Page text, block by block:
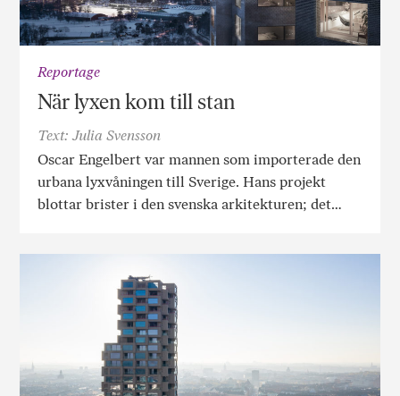
Reportage
När lyxen kom till stan
Text: Julia Svensson
Oscar Engelbert var mannen som importerade den
urbana lyxvåningen till Sverige. Hans projekt
blottar brister i den svenska arkitekturen; det…